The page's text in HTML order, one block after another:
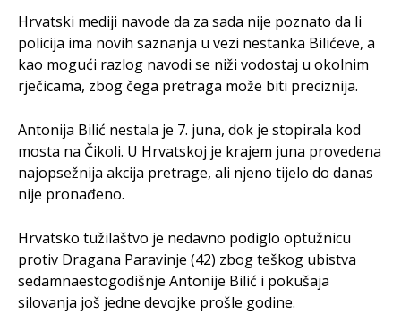
Hrvatski mediji navode da za sada nije poznato da li
policija ima novih saznanja u vezi nestanka Bilićeve, a
kao mogući razlog navodi se niži vodostaj u okolnim
rječicama, zbog čega pretraga može biti preciznija.
Antonija Bilić nestala je 7. juna, dok je stopirala kod
mosta na Čikoli. U Hrvatskoj je krajem juna provedena
najopsežnija akcija pretrage, ali njeno tijelo do danas
nije pronađeno.
Hrvatsko tužilaštvo je nedavno podiglo optužnicu
protiv Dragana Paravinje (42) zbog teškog ubistva
sedamnaestogodišnje Antonije Bilić i pokušaja
silovanja još jedne devojke prošle godine.